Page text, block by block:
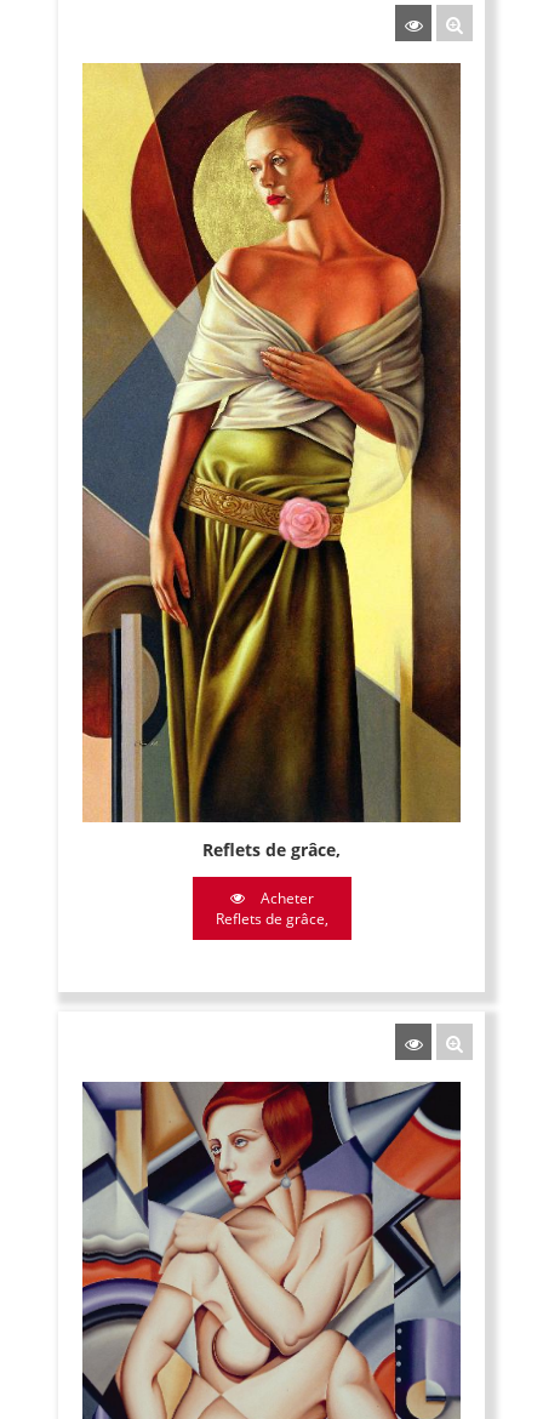
Reflets de grâce,
Acheter
Reflets de grâce,